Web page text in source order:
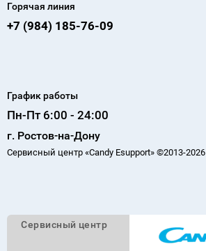
Горячая линия
+7 (984) 185-76-09
График работы
Пн-Пт 6:00 - 24:00
г. Ростов-на-Дону
Сервисный центр «Candy Esupport» ©2013-2026
Cервисный центр